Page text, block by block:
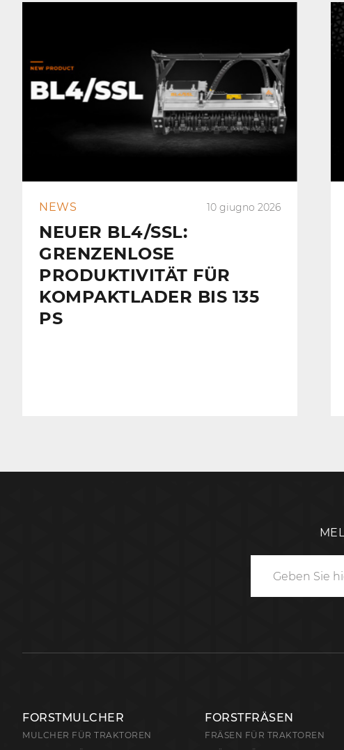
NEWS 10 giugno 2026
NEUER BL4/SSL:
GRENZENLOSE
PRODUKTIVITÄT FÜR
KOMPAKTLADER BIS 135
PS
FORSTMULCHER
MULCHER FÜR TRAKTOREN
FORSTFRÄSEN
FRÄSEN FÜR TRAKTOREN